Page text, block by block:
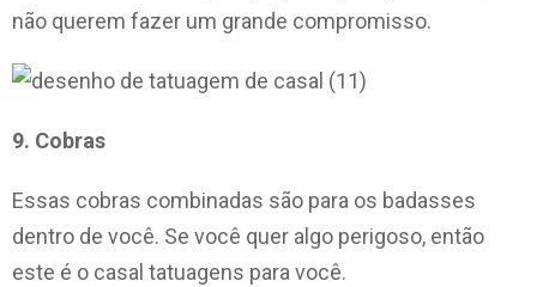
não querem fazer um grande compromisso.
9. Cobras
Essas cobras combinadas são para os badasses
dentro de você. Se você quer algo perigoso, então
este é o casal tatuagens para você.